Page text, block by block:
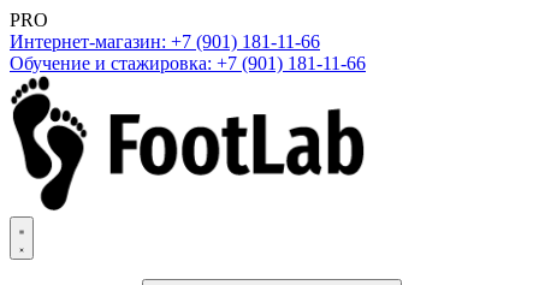
PRO
Интернет-магазин: +7 (901) 181-11-66
Обучение и стажировка: +7 (901) 181-11-66